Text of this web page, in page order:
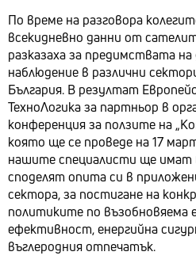
По време на разговора
всекидневно данни от
разказаха за предимствата
наблюдение в различни
България. В резултат
ТехноЛогика за партньор в
конференция за ползите на
която ще се проведе на 17
нашите специалисти ще
споделят опита си в
сектора, за постигане на
политиките по възобновяема
ефективност, енергийна
въглеродния отпечатък.